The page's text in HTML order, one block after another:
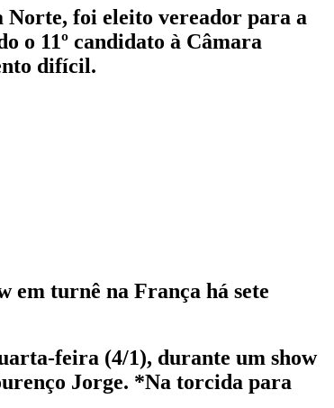
Norte, foi eleito vereador para a
o 11º candidato à Câmara
difícil.
em turnê na França há sete
feira (4/1), durante um show
Jorge. *Na torcida para